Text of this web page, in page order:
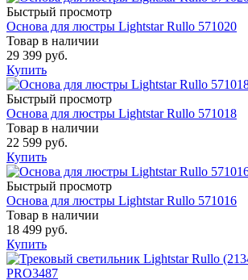
Быстрый просмотр
Основа для люстры Lightstar Rullo 571020
Товар в наличии
29 399 руб.
Купить
Быстрый просмотр
Основа для люстры Lightstar Rullo 571018
Товар в наличии
22 599 руб.
Купить
Быстрый просмотр
Основа для люстры Lightstar Rullo 571016
Товар в наличии
18 499 руб.
Купить